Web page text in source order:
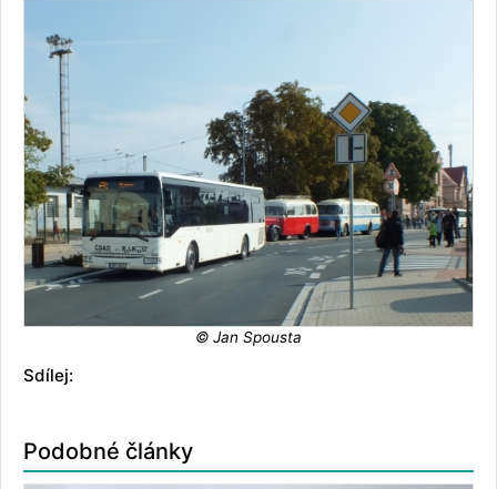
© Jan Spousta
Sdílej:
Podobné články